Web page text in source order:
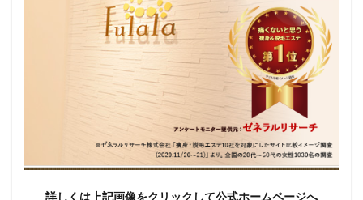
詳しくは上記画像をクリックして公式ホームページへ